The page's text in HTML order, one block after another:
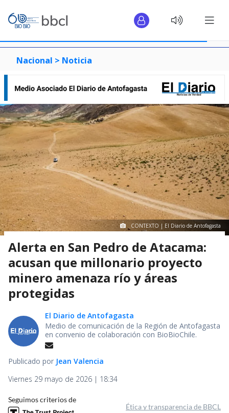
Nacional > Noticia
CONTEXTO | El Diario de Antofagasta
Alerta en San Pedro de Atacama:
acusan que millonario proyecto
minero amenaza río y áreas
protegidas
El Diario de Antofagasta
Medio de comunicación de la Región de Antofagasta
en convenio de colaboración con BioBioChile.
Publicado por Jean Valencia
Viernes 29 mayo de 2026 | 18:34
Seguimos criterios de
Ética y transparencia de BBCL